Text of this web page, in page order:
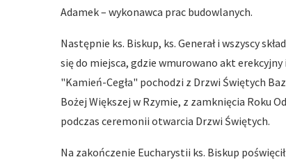
Adamek – wykonawca prac budowlanych.
Następnie ks. Biskup, ks. Generał i wszyscy
się do miejsca, gdzie wmurowano akt erekcyjny
"Kamień-Cegła" pochodzi z Drzwi Świętych
Bożej Większej w Rzymie, z zamknięcia Roku
podczas ceremonii otwarcia Drzwi Świętych.
Na zakończenie Eucharystii ks. Biskup